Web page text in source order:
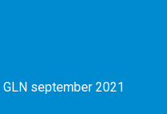
GLN september 2021